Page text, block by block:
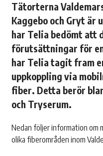
Tätorterna
Kaggebo och Gryt är
har Telia bedömt att
förutsättningar för
har Telia tagit fram
uppkoppling via
fiber. Detta berör
och Tryserum.
Nedan följer information
olika fiberområden inom